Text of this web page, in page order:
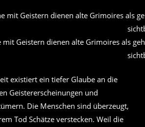
mit Geistern dienen alte Grimoires als
existiert ein tiefer Glaube an die
Geistererscheinungen und
Die Menschen sind überzeugt,
Tod Schätze verstecken. Weil die